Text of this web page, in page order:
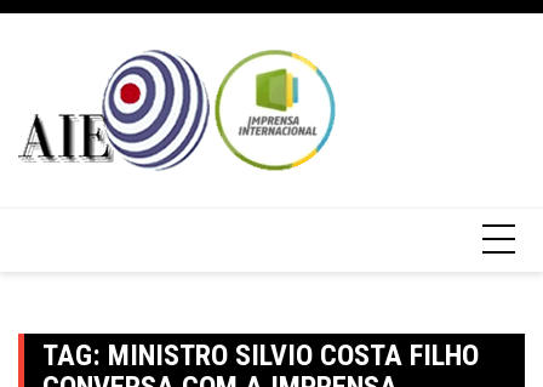
TAG: MINISTRO SILVIO COSTA FILHO